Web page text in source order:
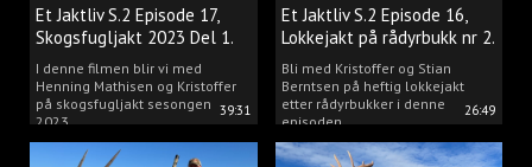
39:31
Et Jaktliv S.2 Episode 17,
Skogsfugljakt 2023 Del 1.
I denne filmen blir vi med
Henning Mathisen og Kristoffer
på skogsfugljakt sesongen
2023.
26:49
Et Jaktliv S.2 Episode 16,
Lokkejakt på rådyrbukk nr 2.
Bli med Kristoffer og Stian
Berntsen på heftig lokkejakt
etter rådyrbukker i denne
episoden.